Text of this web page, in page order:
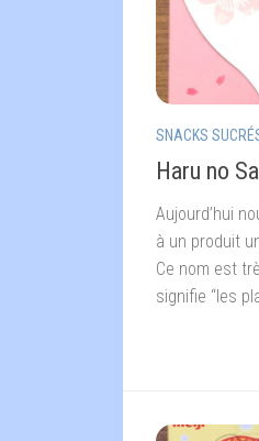
SNACKS
Haru no
Aujourd’hui
à un produit
Ce nom est
signifie “les